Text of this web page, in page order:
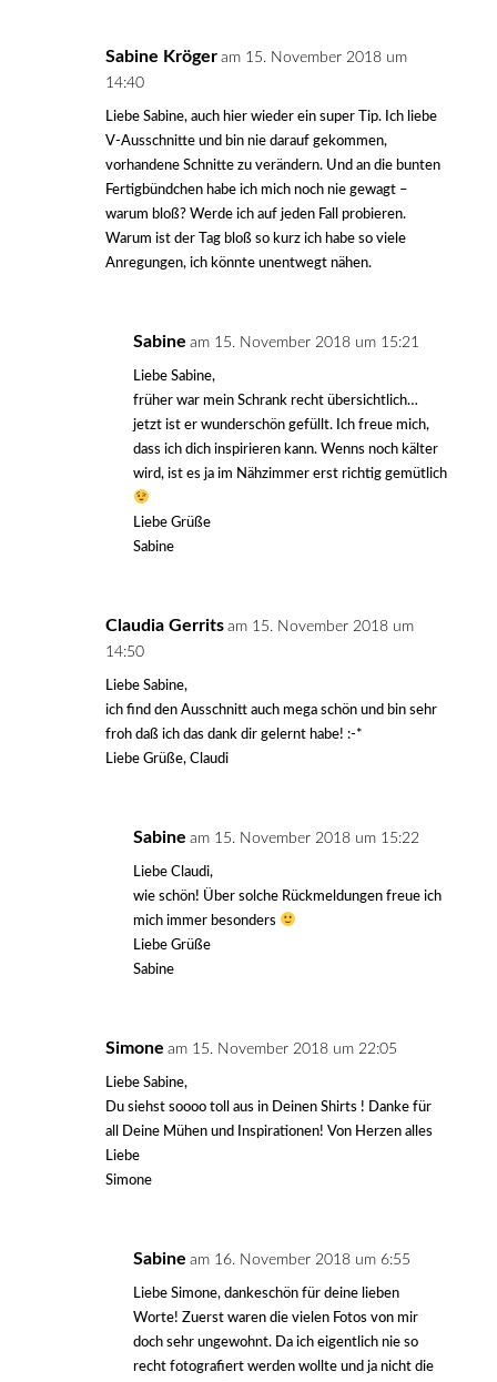
Sabine Kröger am 15. November 2018 um
14:40
Liebe Sabine, auch hier wieder ein super Tip. Ich liebe
V-Ausschnitte und bin nie darauf gekommen,
vorhandene Schnitte zu verändern. Und an die bunten
Fertigbündchen habe ich mich noch nie gewagt –
warum bloß? Werde ich auf jeden Fall probieren.
Warum ist der Tag bloß so kurz ich habe so viele
Anregungen, ich könnte unentwegt nähen.
Sabine am 15. November 2018 um 15:21
Liebe Sabine,
früher war mein Schrank recht übersichtlich…
jetzt ist er wunderschön gefüllt. Ich freue mich,
dass ich dich inspirieren kann. Wenns noch kälter
wird, ist es ja im Nähzimmer erst richtig gemütlich
Liebe Grüße
Sabine
Claudia Gerrits am 15. November 2018 um
14:50
Liebe Sabine,
ich find den Ausschnitt auch mega schön und bin sehr
froh daß ich das dank dir gelernt habe! :-*
Liebe Grüße, Claudi
Sabine am 15. November 2018 um 15:22
Liebe Claudi,
wie schön! Über solche Rückmeldungen freue ich
mich immer besonders
Liebe Grüße
Sabine
Simone am 15. November 2018 um 22:05
Liebe Sabine,
Du siehst soooo toll aus in Deinen Shirts ! Danke für
all Deine Mühen und Inspirationen! Von Herzen alles
Liebe
Simone
Sabine am 16. November 2018 um 6:55
Liebe Simone, dankeschön für deine lieben
Worte! Zuerst waren die vielen Fotos von mir
doch sehr ungewohnt. Da ich eigentlich nie so
recht fotografiert werden wollte und ja nicht die